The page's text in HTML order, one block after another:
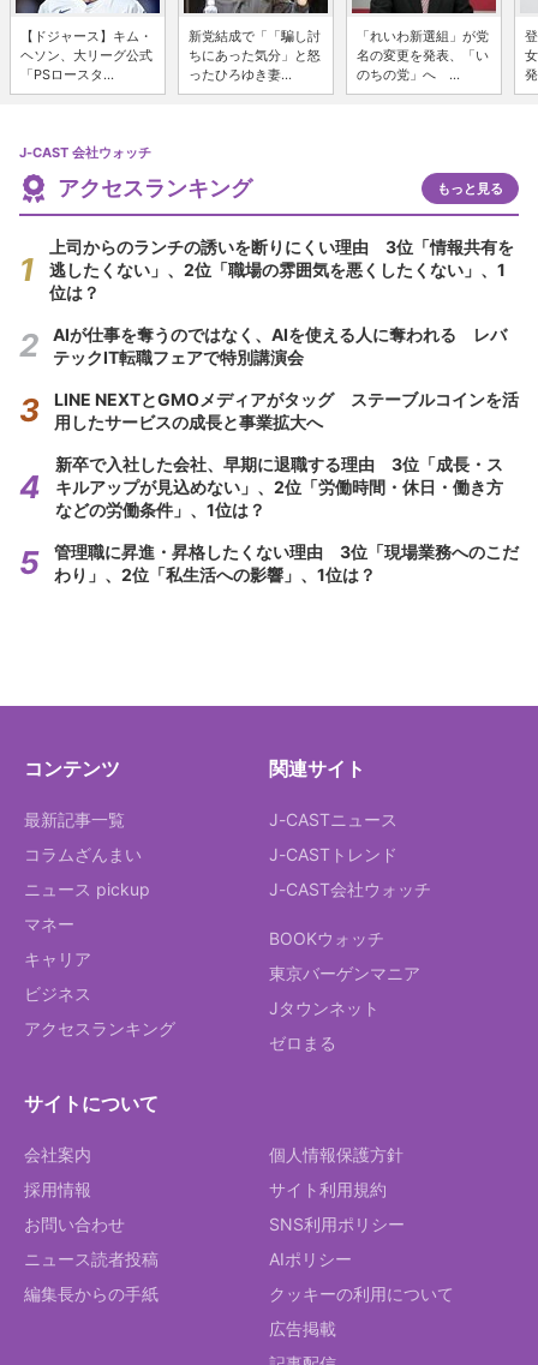
【ドジャース】キム・
ヘソン、大リーグ公式
「PSロースタ...
新党結成で「「騙し討
ちにあった気分」と怒
ったひろゆき妻...
「れいわ新選組」が党
名の変更を発表、「い
のちの党」へ ...
J-CAST 会社ウォッチ
アクセスランキング もっと見る
上司からのランチの誘いを断りにくい理由 3位「情報共有を
逃したくない」、2位「職場の雰囲気を悪くしたくない」、1
位は？
AIが仕事を奪うのではなく、AIを使える人に奪われる レバ
テックIT転職フェアで特別講演会
LINE NEXTとGMOメディアがタッグ ステーブルコインを活
用したサービスの成長と事業拡大へ
新卒で入社した会社、早期に退職する理由 3位「成長・ス
キルアップが見込めない」、2位「労働時間・休日・働き方
などの労働条件」、1位は？
管理職に昇進・昇格したくない理由 3位「現場業務へのこだ
わり」、2位「私生活への影響」、1位は？
コンテンツ
最新記事一覧
コラムざんまい
ニュース pickup
マネー
キャリア
ビジネス
アクセスランキング
関連サイト
J-CASTニュース
J-CASTトレンド
J-CAST会社ウォッチ
BOOKウォッチ
東京バーゲンマニア
Jタウンネット
ゼロまる
サイトについて
会社案内
採用情報
お問い合わせ
ニュース読者投稿
編集長からの手紙
個人情報保護方針
サイト利用規約
SNS利用ポリシー
AIポリシー
クッキーの利用について
広告掲載